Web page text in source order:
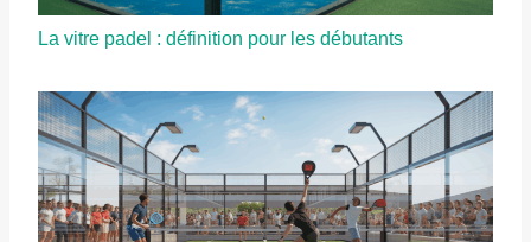
La vitre padel : définition pour les débutants